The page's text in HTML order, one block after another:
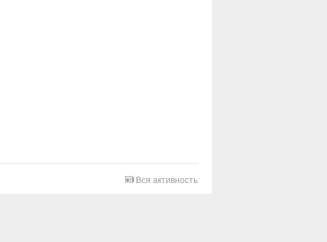
Вся активность